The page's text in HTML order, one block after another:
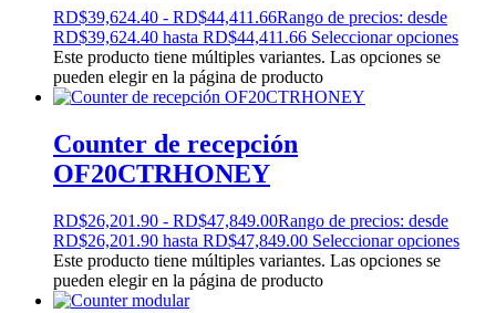
RD$39,624.40 - RD$44,411.66Rango de precios: desde
RD$39,624.40 hasta RD$44,411.66 Seleccionar opciones
Este producto tiene múltiples variantes. Las opciones se
pueden elegir en la página de producto
Counter de recepción
OF20CTRHONEY
RD$26,201.90 - RD$47,849.00Rango de precios: desde
RD$26,201.90 hasta RD$47,849.00 Seleccionar opciones
Este producto tiene múltiples variantes. Las opciones se
pueden elegir en la página de producto